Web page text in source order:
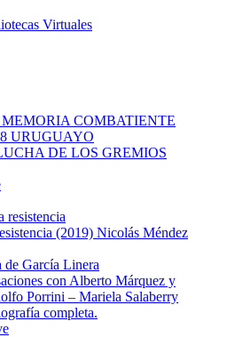
Virtuales
COMBATIENTE
URUGUAYO
DE LOS GREMIOS
resistencia
(2019) Nicolás Méndez
García Linera
con Alberto Márquez y
Porrini – Mariela Salaberry
completa.